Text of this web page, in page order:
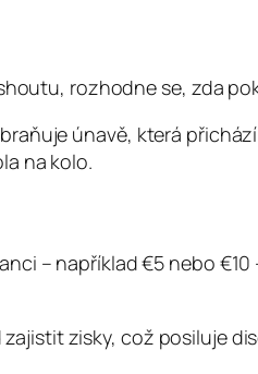
rozhodne se, zda
únavě, která
na kolo.
– například €5 nebo
zisky, což posiluje